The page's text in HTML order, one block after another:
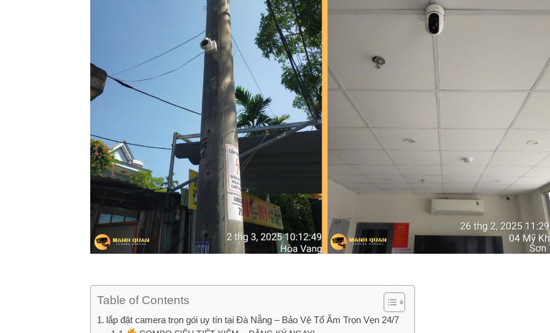
Table of Contents
lắp đặt camera trọn gói uy tín tại Đà Nẵng – Bảo Vệ Tổ Ấm Trọn Vẹn 24/7